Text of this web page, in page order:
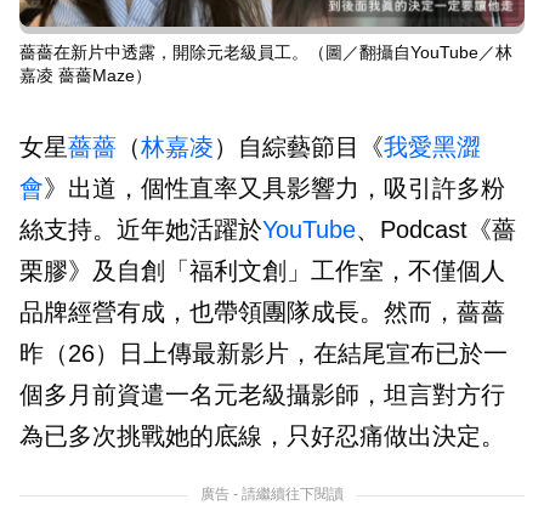
薔薔在新片中透露，開除元老級員工。（圖／翻攝自YouTube／林
嘉凌 薔薔Maze）
女星薔薔 （林嘉凌）自綜藝節目《我愛黑澀
會》出道，個性直率又具影響力，吸引許多粉
絲支持。近年她活躍於YouTube、Podcast《薔
栗膠》及自創「福利文創」工作室，不僅個人
品牌經營有成，也帶領團隊成長。然而，薔薔
昨（26）日上傳最新影片，在結尾宣布已於一
個多月前資遣一名元老級攝影師，坦言對方行
為已多次挑戰她的底線，只好忍痛做出決定。
廣告 - 請繼續往下閱讀